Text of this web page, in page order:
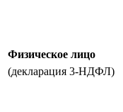
Физическое лицо
(декларация 3-НДФЛ)